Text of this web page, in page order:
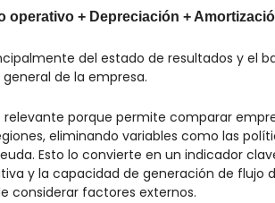
operativo + Depreciación +
del estado de resultados y el
general de la empresa.
relevante porque permite comparar
eliminando variables como las
Esto lo convierte en un indicador
y la capacidad de generación de flujo
considerar factores externos.